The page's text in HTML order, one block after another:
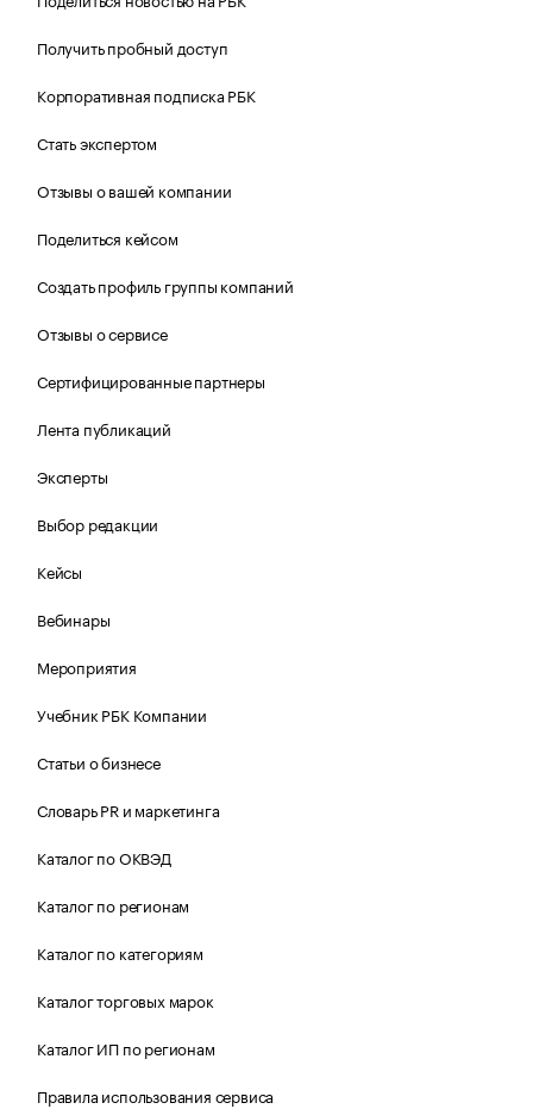
Получить пробный доступ
Корпоративная подписка РБК
Стать экспертом
Отзывы о вашей компании
Поделиться кейсом
Создать профиль группы компаний
Отзывы о сервисе
Сертифицированные партнеры
Лента публикаций
Эксперты
Выбор редакции
Кейсы
Вебинары
Мероприятия
Учебник РБК Компании
Статьи о бизнесе
Словарь PR и маркетинга
Каталог по ОКВЭД
Каталог по регионам
Каталог по категориям
Каталог торговых марок
Каталог ИП по регионам
Правила использования сервиса